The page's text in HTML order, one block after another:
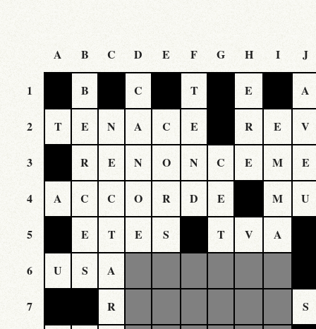
A B C D E F G H I J
1 B C T E A
2 T E N A C E R E V
3 R E N O N C E M E
4 A C C O R D E M U
5 E T E S T V A
6 U S A
7 R S